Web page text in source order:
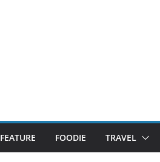
FEATURE FOODIE TRAVEL